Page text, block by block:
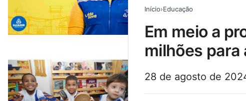
Início›Educação
em meio a protestos, governo do rio repassa r$ 150
milhões para
28 de agosto de